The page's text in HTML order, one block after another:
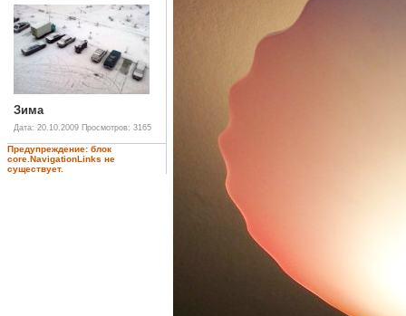
Зима
Дата: 20.10.2009 Просмотров: 3165
Предупреждение: блок
core.NavigationLinks не
существует.